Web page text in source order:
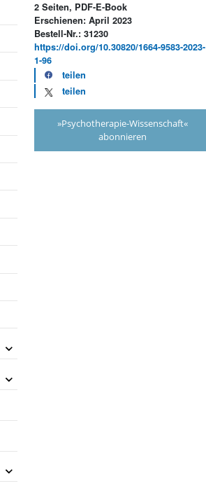
2 Seiten, PDF-E-Book
Erschienen: April 2023
Bestell-Nr.: 31230
https://doi.org/10.30820/1664-9583-2023-
1-96
teilen
teilen
»Psychotherapie-Wissenschaft«
abonnieren